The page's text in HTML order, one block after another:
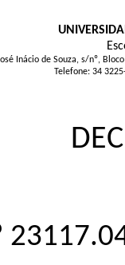
Inácio de Souza, s/nº,
Telefone: 34